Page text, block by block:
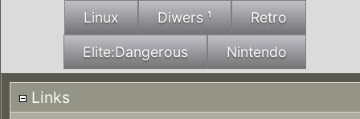
Linux Diwers ¹ Retro
Elite:Dangerous Nintendo
Links